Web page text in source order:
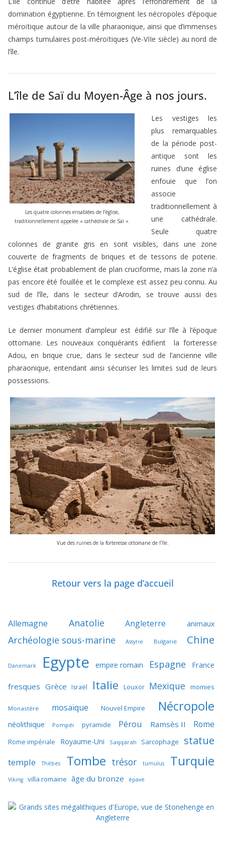
domination égyptienne. En témoignent les nécropoles d’époque
méroïtique autour de la ville pharaonique, ainsi que d’immenses
champs tumulaires post-méroïtiques (Ve-VIIe siècle) au nord de
l’île.
L’île de Saï du Moyen-Âge à nos jours.
Les quatre colonnes ensablées de l’église,
traditionnellement appelée « cathédrale de Saï ».
Les vestiges les
plus remarquables
de la période post-
antique sont les
ruines d’une église
enfouie que l’on
associe
traditionnellement à
une cathédrale.
Seule quatre
colonnes de granite gris en sont visibles, dans une zone
couverte de fragments de briques et de tessons de poterie.
L’église était probablement de plan cruciforme, mais la zone n’a
pas encore été fouillée et le complexe est assez peu connu. Au
sud de l’île, dans le secteur d’Arodin, se trouve aussi des
vestiges d’habitations chrétiennes.
Le dernier monument d’ampleur est édifié sur l’île à l’époque
ottomane. Les nouveaux conquérants édifient la forteresse
Adou, en brique crue, dans le secteur sud de l’ancienne ville
pharaonique, entendant ainsi sécuriser les limites sud de leurs
possessions.
Vue des ruines de la forteresse ottomane de l’île.
Retour vers la page d’accueil
Allemagne Anatolie Angleterre animaux
Archéologie sous-marine Assyrie Bulgarie Chine
Danemark Egypte empire romain Espagne France
fresques Grèce Israël Italie Louxor Mexique momies
Monastère mosaïque Nouvel Empire Nécropole
néolithique Pompéi pyramide Pérou Ramsès II Rome
Rome impériale Royaume-Uni Saqqarah Sarcophage statue
temple Thèbes Tombe trésor tumulus Turquie
Viking villa romaine âge du bronze épave